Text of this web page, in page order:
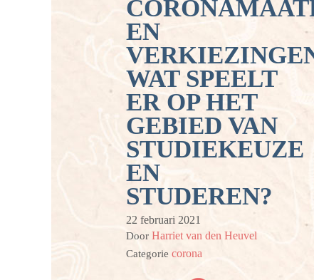
EN
WAT SPEELT
ER OP HET
GEBIED VAN
STUDIEKEUZE
EN
STUDEREN?
22 februari 2021
Door Harriet van den Heuvel
Categorie corona